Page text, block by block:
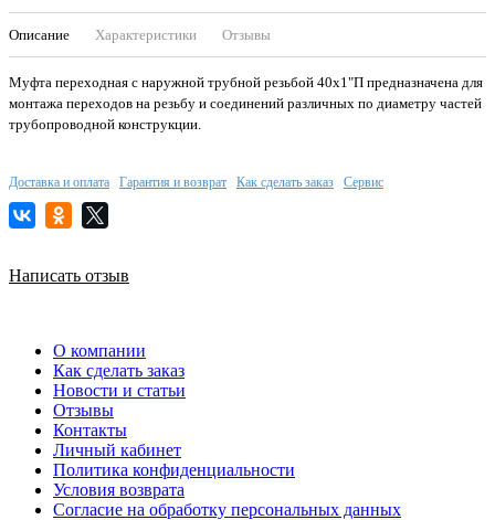
Описание Характеристики Отзывы
Муфта переходная с наружной трубной резьбой 40х1"П предназначена для
монтажа переходов на резьбу и соединений различных по диаметру частей
трубопроводной конструкции.
Доставка и оплата Гарантия и возврат Как сделать заказ Сервис
Написать отзыв
О компании
Как сделать заказ
Новости и статьи
Отзывы
Контакты
Личный кабинет
Политика конфиденциальности
Условия возврата
Согласие на обработку персональных данных